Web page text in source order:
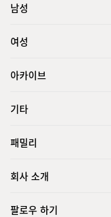
남성
여성
아카이브
기타
패밀리
회사 소개
팔로우 하기